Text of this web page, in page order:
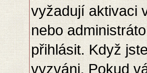
vyžadují aktivaci
nebo
přihlásit. Když
vyzváni. Pokud